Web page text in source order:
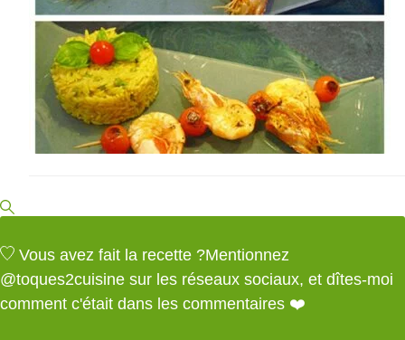
Vous avez fait la recette ?Mentionnez
@toques2cuisine sur les réseaux sociaux, et dîtes-moi
comment c'était dans les commentaires ❤️